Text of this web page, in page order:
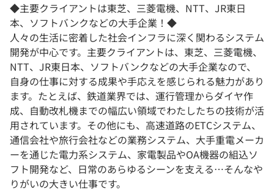
◆主要クライアントは東芝、三菱電機、NTT、JR東日
本、ソフトバンクなどの大手企業！◆
人々の生活に密着した社会インフラに深く関わるシステム
開発が中心です。主要クライアントは、東芝、三菱電機、
NTT、JR東日本、ソフトバンクなどの大手企業なので、
自身の仕事に対する成果や手応えを感じられる魅力があり
ます。たとえば、鉄道業界では、運行管理からダイヤ作
成、自動改札機までの幅広い領域でわたしたちの技術が活
用されています。その他にも、高速道路のETCシステム、
通信会社や旅行会社などの業務システム、大手重電メーカ
ーを通じた電力系システム、家電製品やOA機器の組込ソ
フト開発など、日常のあらゆるシーンを支える…そんなや
りがいの大きい仕事です。